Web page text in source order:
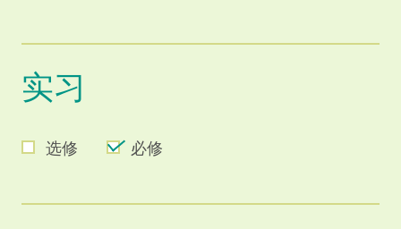
实习
选修 必修